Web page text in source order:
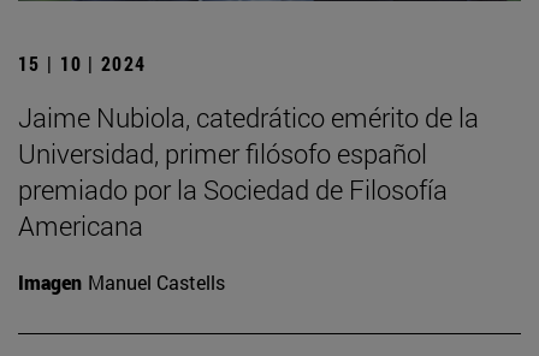
15 | 10 | 2024
Jaime Nubiola, catedrático emérito de la
Universidad, primer filósofo español
premiado por la Sociedad de Filosofía
Americana
Imagen Manuel Castells